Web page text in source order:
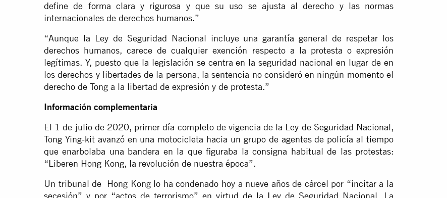
define de forma clara y rigurosa y que su uso se ajusta al derecho y las normas
internacionales de derechos humanos.”
“Aunque la Ley de Seguridad Nacional incluye una garantía general de respetar los
derechos humanos, carece de cualquier exención respecto a la protesta o expresión
legítimas. Y, puesto que la legislación se centra en la seguridad nacional en lugar de en
los derechos y libertades de la persona, la sentencia no consideró en ningún momento el
derecho de Tong a la libertad de expresión y de protesta.”
Información complementaria
El 1 de julio de 2020, primer día completo de vigencia de la Ley de Seguridad Nacional,
Tong Ying-kit avanzó en una motocicleta hacia un grupo de agentes de policía al tiempo
que enarbolaba una bandera en la que figuraba la consigna habitual de las protestas:
“Liberen Hong Kong, la revolución de nuestra época”.
Un tribunal de Hong Kong lo ha condenado hoy a nueve años de cárcel por “incitar a la